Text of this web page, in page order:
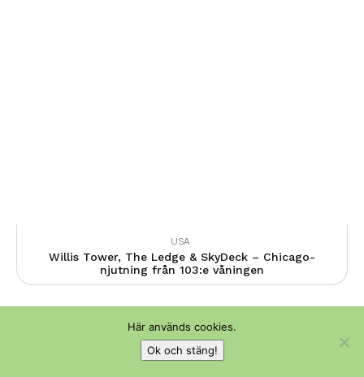
USA
Willis Tower, The Ledge & SkyDeck – Chicago-
njutning från 103:e våningen
Här används cookies.
Ok och stäng!